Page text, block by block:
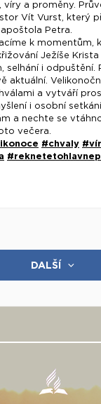
víry a proměny.
Vít Vurst, který
Petra.
k momentům,
Ježíše Krista
selhání i odpuštění.
aktuální.
a vytváří
i osobní
a nechte se
večera.
#chvaly
DALŠÍ